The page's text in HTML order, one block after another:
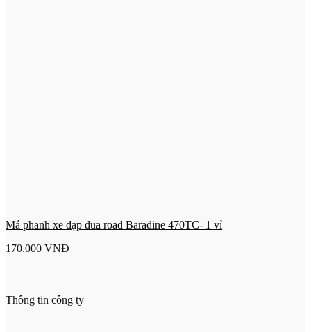
Má phanh xe đạp đua road Baradine 470TC- 1 vỉ
170.000 VNĐ
Thông tin công ty